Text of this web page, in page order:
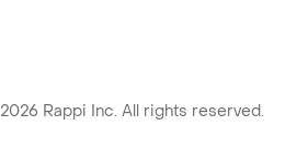
2026 Rappi Inc. All rights reserved.